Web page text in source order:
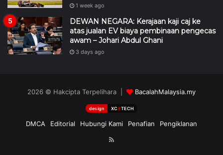
1 week ago
DEWAN NEGARA: Kerajaan kaji caj ke
atas jualan EV biaya pembinaan pengecas
awam – Johari Abdul Ghani
3 days ago
2026 © Hakcipta Terpelihara | BacalahMalaysia.my
design XCIITECH
DMCA Editorial Hubungi Kami Penafian
Pengiklanan